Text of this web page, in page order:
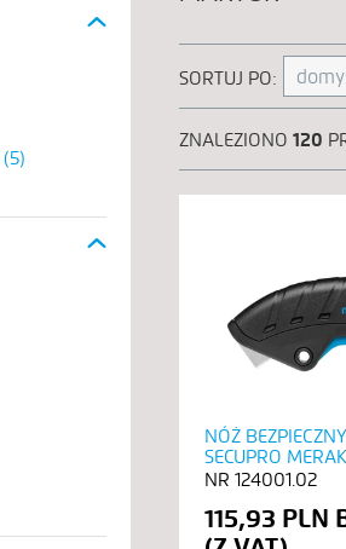
SORTUJ PO:
ZNALEZIONO 120
NÓŻ
SECUPRO MERAK
124001.02
115,93 PLN
(5)